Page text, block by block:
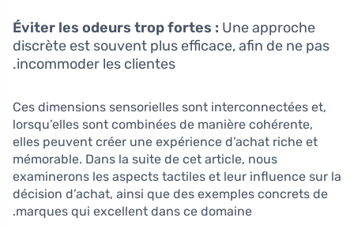
Éviter les odeurs trop fortes : Une approche
discrète est souvent plus efficace, afin de ne pas
incommoder les clientes.
Ces dimensions sensorielles sont interconnectées et,
lorsqu’elles sont combinées de manière cohérente,
elles peuvent créer une expérience d’achat riche et
mémorable. Dans la suite de cet article, nous
examinerons les aspects tactiles et leur influence sur la
décision d’achat, ainsi que des exemples concrets de
marques qui excellent dans ce domaine.